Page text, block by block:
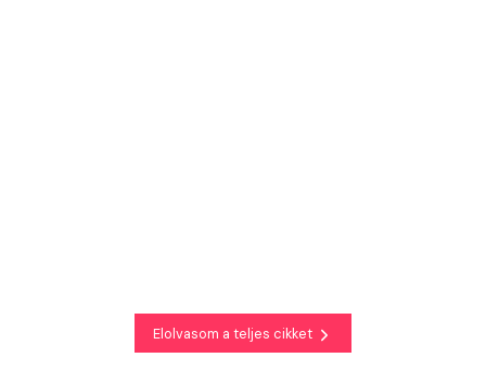
Elolvasom a teljes cikket